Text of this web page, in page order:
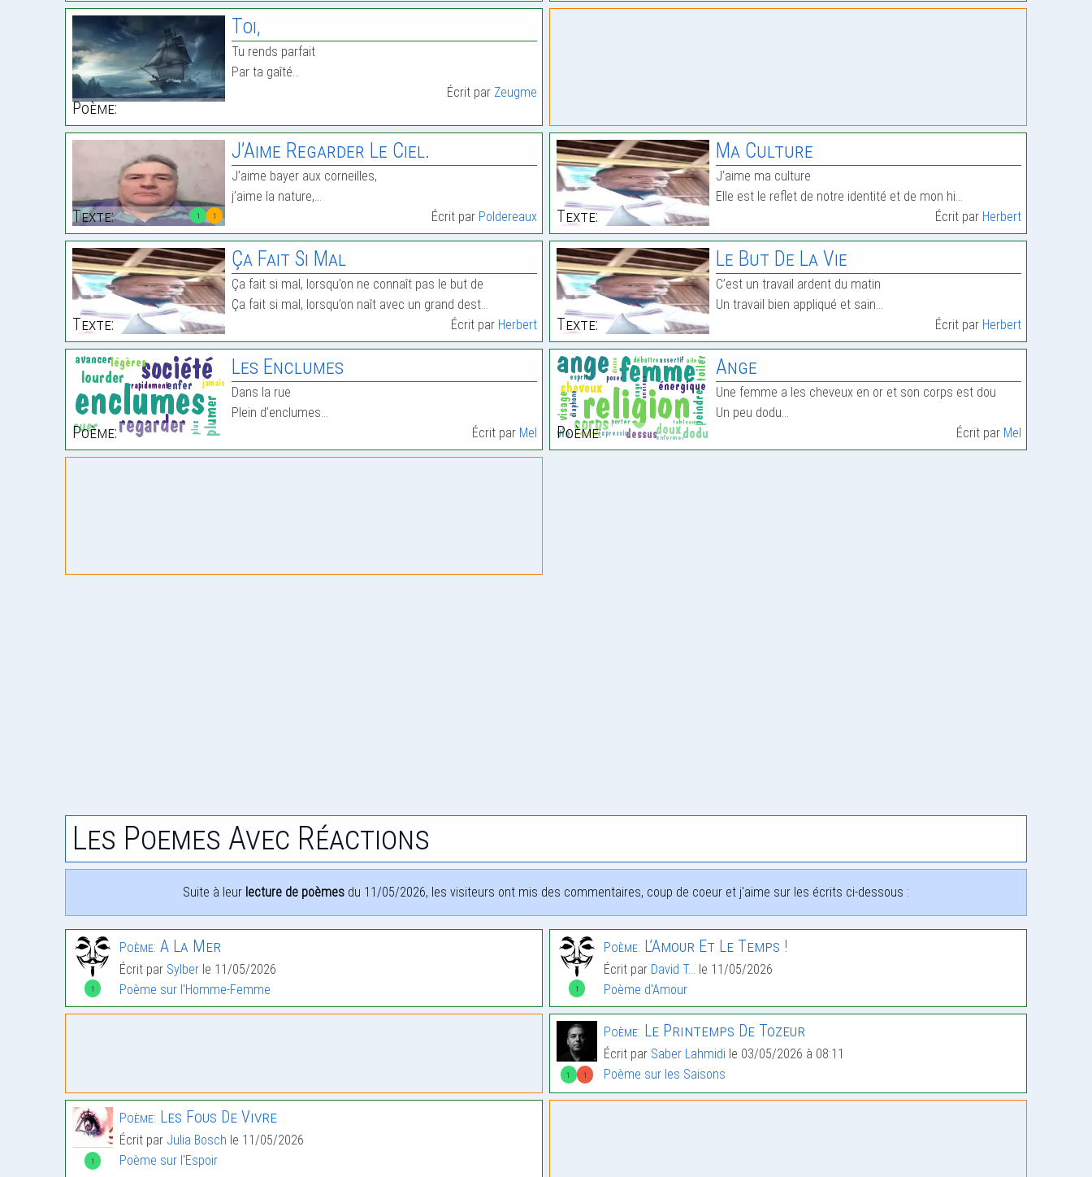
Poème:
Toi,
Tu rends parfait
Par ta gaîté…
Écrit par Zeugme
1 1
Texte:
J’Aime Regarder Le Ciel.
J’aime bayer aux corneilles,
j’aime la nature,…
Écrit par Poldereaux Texte:
Ma Culture
‎J’aime ma culture
‎Elle est le reflet de notre identité et de mon hi…
Écrit par Herbert
Texte:
Ça Fait Si Mal
Ça fait si mal, lorsqu’on ne connaît pas le but de
‎Ça fait si mal, lorsqu’on naît avec un grand dest…
Écrit par Herbert Texte:
Le But De La Vie
C’est un travail ardent du matin
‎Un travail bien appliqué et sain…
Écrit par Herbert
Poème:
Les Enclumes
Dans la rue
Plein d’enclumes…
Écrit par Mel Poème:
Ange
Une femme a les cheveux en or et son corps est dou
Un peu dodu…
Écrit par Mel
Les Poemes Avec Réactions
Suite à leur lecture de poèmes du 11/05/2026, les visiteurs ont mis des commentaires, coup de coeur et j'aime sur les écrits ci-dessous :
1
Poème: A La Mer
Écrit par Sylber le 11/05/2026
Poème sur l'Homme-Femme
1
Poème: L’Amour Et Le Temps !
Écrit par David T... le 11/05/2026
Poème d'Amour
1 1
Poème: Le Printemps De Tozeur
Écrit par Saber Lahmidi le 03/05/2026 à 08:11
Poème sur les Saisons
1
Poème: Les Fous De Vivre
Écrit par Julia Bosch le 11/05/2026
Poème sur l'Espoir